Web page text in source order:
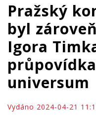
Pražský
byl
Igora
universum
Vydáno 2024-04-21